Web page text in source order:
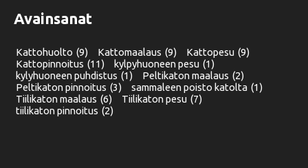
Avainsanat
Kattohuolto (9) Kattomaalaus (9) Kattopesu (9)
Kattopinnoitus (11) kylpyhuoneen pesu (1)
kylyhuoneen puhdistus (1) Peltikaton maalaus (2)
Peltikaton pinnoitus (3) sammaleen poisto katolta (1)
Tiilikaton maalaus (6) Tiilikaton pesu (7)
tiilikaton pinnoitus (2)